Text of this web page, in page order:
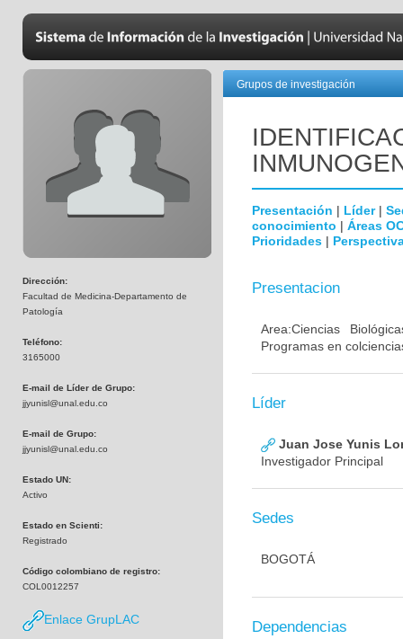
Dirección:
Facultad de Medicina-Departamento de
Patología
Teléfono:
3165000
E-mail de Líder de Grupo:
jjyunisl@unal.edu.co
E-mail de Grupo:
jjyunisl@unal.edu.co
Estado UN:
Activo
Estado en Scienti:
Registrado
Código colombiano de registro:
COL0012257
Enlace GrupLAC
Grupos de investigación
Presentación | Líder|
conocimiento | Áreas
Prioridades |
Presentacion
Area:Ciencias
Programas en
Líder
Juan Jose Yunis
Investigador Principal
Sedes
BOGOTÁ
Dependencias